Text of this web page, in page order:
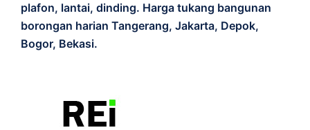
plafon, lantai, dinding. Harga tukang bangunan
borongan harian Tangerang, Jakarta, Depok,
Bogor, Bekasi.